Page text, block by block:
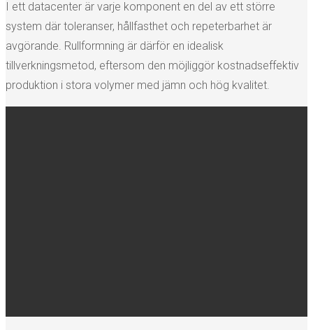
I ett datacenter är varje komponent en del av ett större
system där toleranser, hållfasthet och repeterbarhet är
avgörande. Rullformning är därför en idealisk
tillverkningsmetod, eftersom den möjliggör kostnadseffektiv
produktion i stora volymer med jämn och hög kvalitet.